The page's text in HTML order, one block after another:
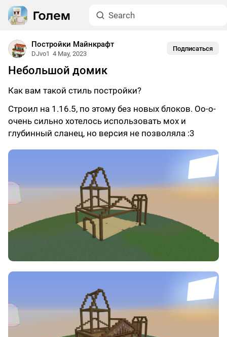
Постройки Майнкрафт
DJvo1 4 May, 2023
Подписаться
Небольшой домик
Как вам такой стиль постройки?
Строил на 1.16.5, по этому без новых блоков. Оо-о-
очень сильно хотелось использовать мох и
глубинный сланец, но версия не позволяла :3